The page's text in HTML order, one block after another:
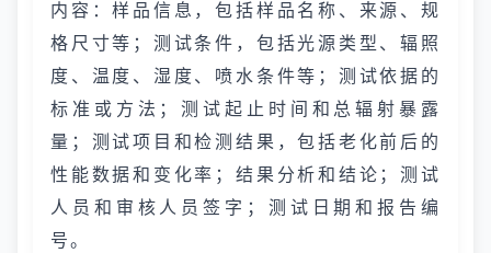
内容：样品信息，包括样品名称、来源、规
格尺寸等；测试条件，包括光源类型、辐照
度、温度、湿度、喷水条件等；测试依据的
标准或方法；测试起止时间和总辐射暴露
量；测试项目和检测结果，包括老化前后的
性能数据和变化率；结果分析和结论；测试
人员和审核人员签字；测试日期和报告编
号。